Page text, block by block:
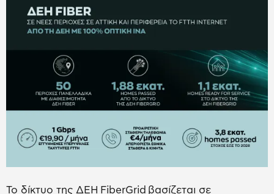
Το δίκτυο της ΔΕΗ FiberGrid βασίζεται σε